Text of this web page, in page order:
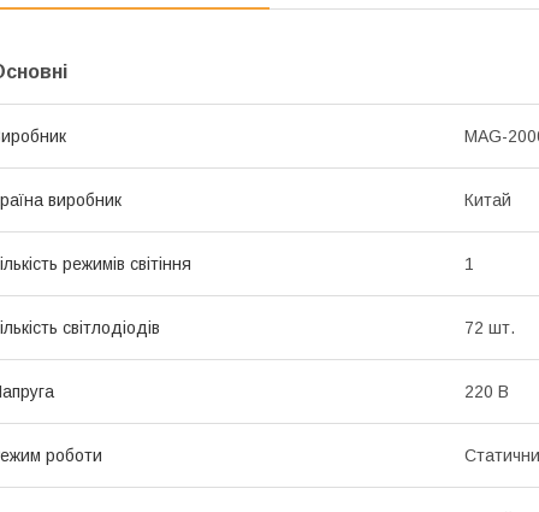
MAG-
виробник Китай
режимів світіння 1
світлодіодів 72 шт.
220 В
роботи